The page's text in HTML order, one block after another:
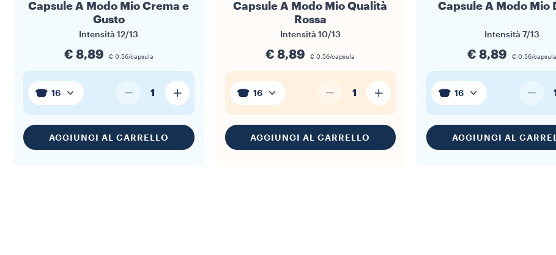
Capsule A Modo Mio Crema e
Gusto
Intensità12/13
€ 8,89 € 0,56/capsula
16 1
AGGIUNGI AL CARRELLO
Capsule A Modo Mio Qualità
Rossa
Intensità 10/13
€ 8,89 € 0,56/capsula
16 1
AGGIUNGI AL CARRELLO
Capsule A Modo Mio
Intensità 7/13
€ 8,89 € 0,56/capsula
16 1
AGGIUNGI AL